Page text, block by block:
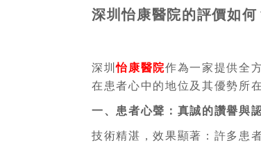
深圳怡康醫院的評價如何
深圳怡康醫院作為一家提供全
在患者心中的地位及其優勢所在
一、患者心聲：真誠的讚譽與
技術精湛，效果顯著：許多患